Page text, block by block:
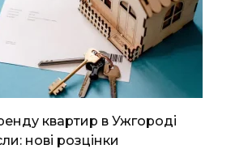
квартир в Ужгороді
нові розцінки